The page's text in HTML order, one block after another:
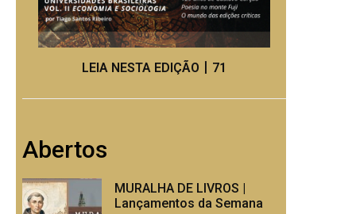
LEIA NESTA EDIÇÃO丨71
Abertos
MURALHA DE LIVROS |
Lançamentos da Semana